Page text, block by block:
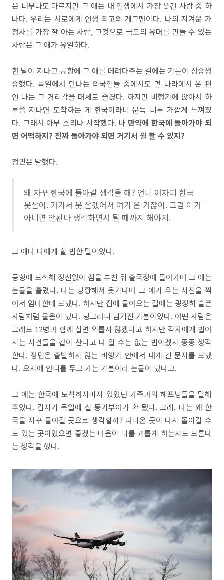
은 너무나도 다르지만 그 애는 내 인생에서 가장 웃긴 사람 중 하
나다. 우리는 서로에게 인생 최고의 개그맨이다. 나의 지겨운 가
정사를 가장 잘 아는 사람, 그것으로 극도의 유머를 만들 수 있는
사람은 그 애가 유일하다.
한 달이 지나고 공항에 그 애를 데려다주는 길에는 기분이 싱숭생
숭했다. 독일에서 만나는 외국인들 중에서도 먼 나라에서 온 편
인 나는 그 거리감을 대체로 즐겼다. 하지만 비행기에 앉아서 하
루쯤 지나면 도착하는 게 한국이라니 문득 너무 가깝게 느껴졌
다. 그래서 아무 소리나 시작했다. 나 만약에 한국에 돌아가야 되
면 어떡하지? 진짜 돌아가야 되면 거기서 뭘 할 수 있지?
정민은 말했다.
왜 자꾸 한국에 돌아갈 생각을 해? 언니 어차피 한국
못살아. 거기서 못 살겠어서 여기 온 거잖아. 그럼 이거
아니면 안된다 생각하면서 될 때까지 해야지.
그 애나 나에게 할 법한 말이었다.
공항에 도착해 정신없이 짐을 부친 뒤 출국장에 들어가며 그 애는
눈물을 흘렸다. 나는 당황해서 웃기다며 그 애가 우는 사진을 찍
어서 엄마한테 보냈다. 하지만 집에 돌아오는 길에는 굉장히 슬픈
사람처럼 울음이 났다. 덩그러니 남겨진 기분이었다. 어떤 사람은
그래도 12명과 함께 살면 외롭지 않겠다고 하지만 각자에게 벌어
지는 사건들을 같이 산다고 다 알 수는 없는 법이겠지 종종 생각
한다. 정민은 출발하지 않는 비행기 안에서 내게 긴 문자를 보냈
다. 오지에 언니를 두고 가는 기분이라 눈물이 났다고.
그 애는 한국에 도착하자마자 있었던 가족과의 헤프닝들을 말해
주었다. 갑자기 독일에 살 동기부여가 확 됐다. 그래, 나는 왜 한
국을 자꾸 돌아갈 곳으로 생각할까? 떠나온 곳이 다시 돌아갈 수
도 있는 곳이었으면 좋겠는 마음이 나를 괴롭게 하는지도 모른다
는 생각을 했다.